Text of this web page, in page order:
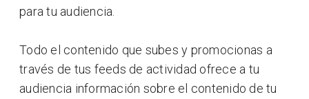
para tu audiencia.
Todo el contenido que subes y promocionas a
través de tus feeds de actividad ofrece a tu
audiencia información sobre el contenido de tu